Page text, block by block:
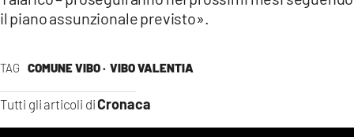
TAG COMUNE VIBO · VIBO VALENTIA
Tutti gli articoli diCronaca
il piano assunzionale previsto».